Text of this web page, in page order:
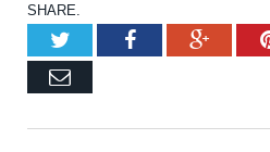
SHARE.
TwitterFacebook
Email